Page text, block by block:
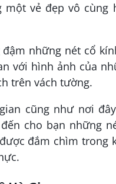
vẻ đẹp vô cùng
những nét cổ
với hình ảnh của
trên vách tường.
cũng như nơi
cho bạn những
đắm chìm trong